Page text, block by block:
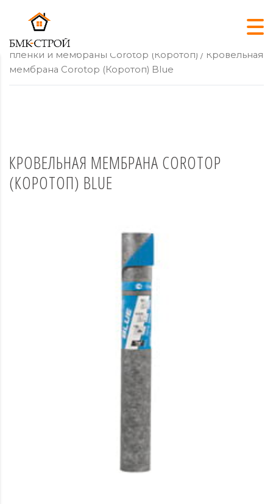
Главная/Подкровельные пленки
пленки и мембраны Corotop (Коротоп) / Кровельная
мембрана Corotop (Коротоп) Blue
КРОВЕЛЬНАЯ МЕМБРАНА COROTOP
(КОРОТОП) BLUE